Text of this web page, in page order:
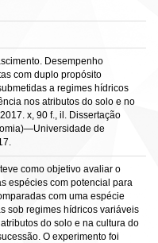
Desempenho
com duplo propósito
a regimes hídricos
nos atributos do solo e no
x, 90 f., il. Dissertação
de
como objetivo avaliar o
espécies com potencial para
com uma espécie
sob regimes hídricos variáveis
do solo e na cultura do
O experimento foi